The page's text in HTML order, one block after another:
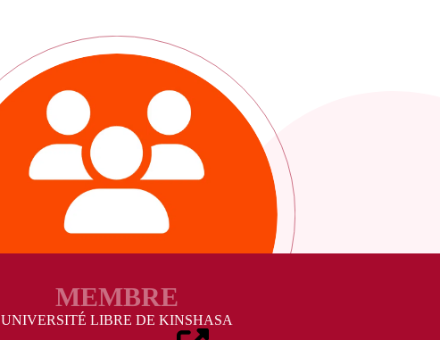
MEMBRE
UNIVERSITÉ LIBRE DE KINSHASA